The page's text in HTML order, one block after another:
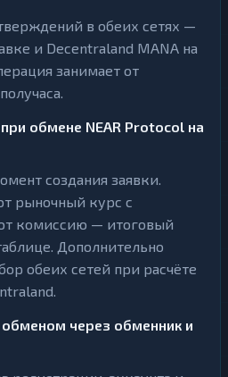
в обеих сетях —
и Decentraland MANA на
занимает от
обмене NEAR Protocol на
создания заявки.
рыночный курс с
комиссию — итоговый
Дополнительно
обеих сетей при расчёте
через обменник и